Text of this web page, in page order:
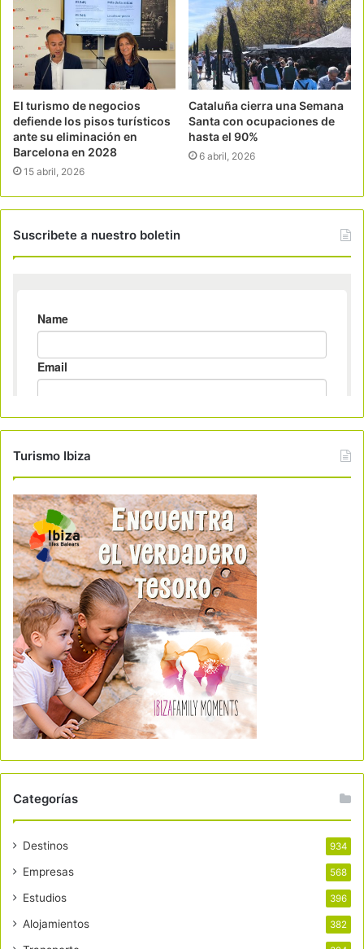
El turismo de negocios
defiende los pisos turísticos
ante su eliminación en
Barcelona en 2028
15 abril, 2026
Cataluña cierra una Semana
Santa con ocupaciones de
hasta el 90%
6 abril, 2026
Suscribete a nuestro boletin
Turismo Ibiza
Categorías
Destinos 934
Empresas 568
Estudios 396
Alojamientos 382